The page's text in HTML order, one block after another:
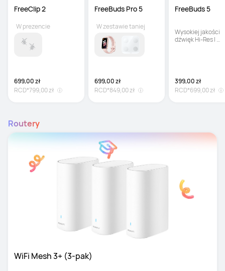
FreeClip 2
699,00 zł
RCD*799,00 zł
W prezencie
FreeBuds Pro 5
699,00 zł
RCD*849,00 zł
W zestawie taniej
FreeBuds 5
Wysokiej jakości
dźwięk Hi-Res |
399,00 zł
RCD*699,00 zł
Routery
WiFi Mesh 3+ (3-pak)